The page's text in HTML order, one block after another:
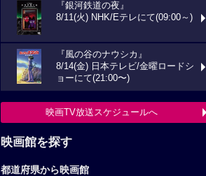
『銀河鉄道の夜』
8/11(火) NHK/Eテレにて(09:00～)
『風の谷のナウシカ』
8/14(金) 日本テレビ/金曜ロードシ
ョーにて(21:00〜)
映画TV放送スケジュールへ
映画館を探す
都道府県から映画館